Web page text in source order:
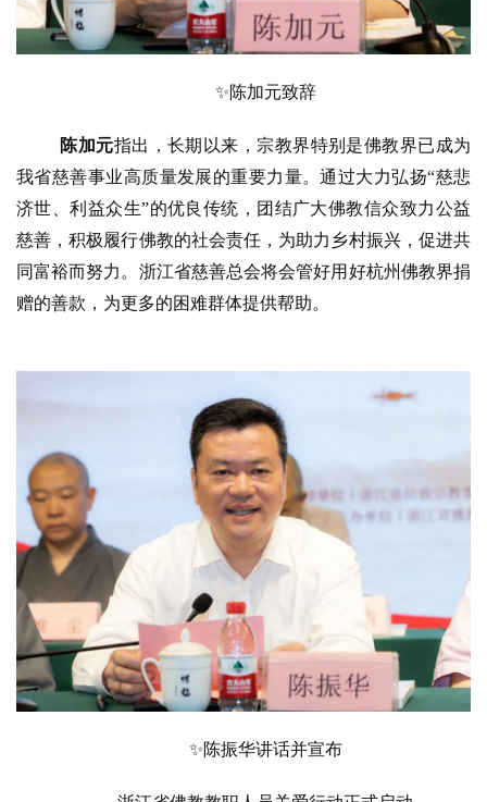
八
高
僧
访
谈
菩
专
题
公
益
慈
善
佛
教
注册
✨陈加元致辞
陈加元指出，长期以来，宗教界特别是佛教界已成为
我省慈善事业高质量发展的重要力量。通过大力弘扬“慈悲
济世、利益众生”的优良传统，团结广大佛教信众致力公益
慈善，积极履行佛教的社会责任，为助力乡村振兴，促进共
同富裕而努力。浙江省慈善总会将会管好用好杭州佛教界捐
赠的善款，为更多的困难群体提供帮助。
✨陈振华讲话并宣布